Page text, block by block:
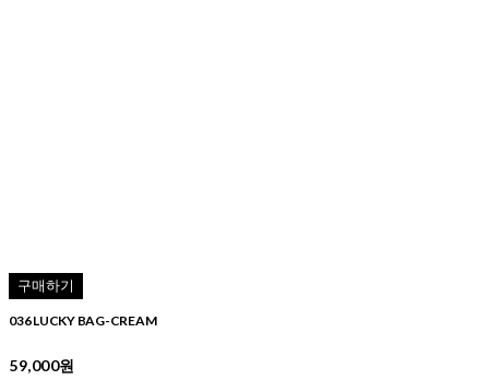
구매하기
036 LUCKY BAG-CREAM
59,000원